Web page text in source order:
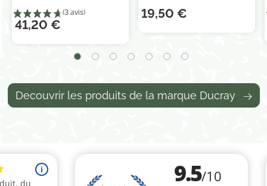
41,20 €
19,50 €
Decouvrir les produits de la marque Ducray